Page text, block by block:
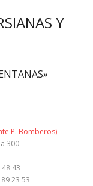
Y
P. Bomberos)
300
48 43
23 53